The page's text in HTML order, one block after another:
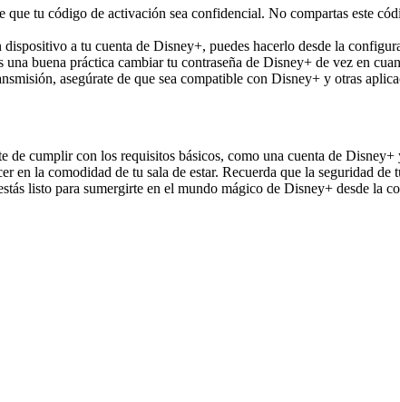
que tu código de activación sea confidencial. No compartas este
dispositivo a tu cuenta de Disney+, puedes hacerlo desde la
una buena práctica cambiar tu contraseña de Disney+ de vez en
asegúrate de que sea compatible con Disney+ y otras
cumplir con los requisitos básicos, como una cuenta de
la comodidad de tu sala de estar. Recuerda que la seguridad
listo para sumergirte en el mundo mágico de Disney+ desde la